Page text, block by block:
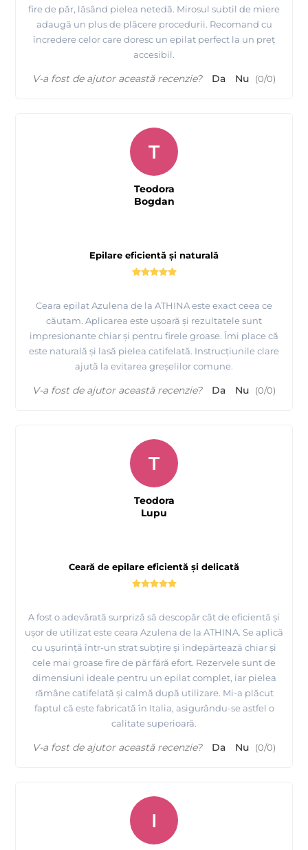
fire de păr, lăsând pielea netedă. Mirosul subtil de miere
adaugă un plus de plăcere procedurii. Recomand cu
încredere celor care doresc un epilat perfect la un preț
accesibil.
V-a fost de ajutor această recenzie? Da Nu (0/0)
Epilare eficientă și naturală
Ceara epilat Azulena de la ATHINA este exact ceea ce
căutam. Aplicarea este ușoară și rezultatele sunt
impresionante chiar și pentru firele groase. Îmi place că
este naturală și lasă pielea catifelată. Instrucțiunile clare
ajută la evitarea greșelilor comune.
T
Teodora
Bogdan
V-a fost de ajutor această recenzie? Da Nu (0/0)
Ceară de epilare eficientă și delicată
A fost o adevărată surpriză să descopăr cât de eficientă și
ușor de utilizat este ceara Azulena de la ATHINA. Se aplică
cu ușurință într-un strat subțire și îndepărtează chiar și
cele mai groase fire de păr fără efort. Rezervele sunt de
dimensiuni ideale pentru un epilat complet, iar pielea
rămâne catifelată și calmă după utilizare. Mi-a plăcut
faptul că este fabricată în Italia, asigurându-se astfel o
calitate superioară.
T
Teodora
Lupu
V-a fost de ajutor această recenzie? Da Nu (0/0)
I